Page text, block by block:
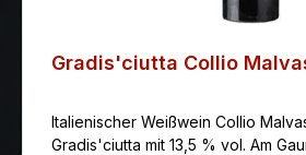
Gradis'ciutta Collio
Italienischer Weißwein Collio
Gradis'ciutta mit 13,5 % vol. Am